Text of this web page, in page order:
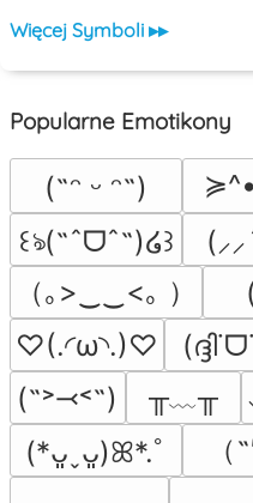
Więcej Symboli ▸▸
Popularne Emotikony
(˶ᵔ ᵕ ᵔ˶)
꒰ঌ(˶ˆᗜˆ˵)໒꒱
（｡>‿‿<｡ ）
♡(.◜ω◝.)♡
(˶˃⤙˂˶)
╥﹏╥
(*ᴗ͈ˬᴗ͈)ꕤ*.ﾟ
（